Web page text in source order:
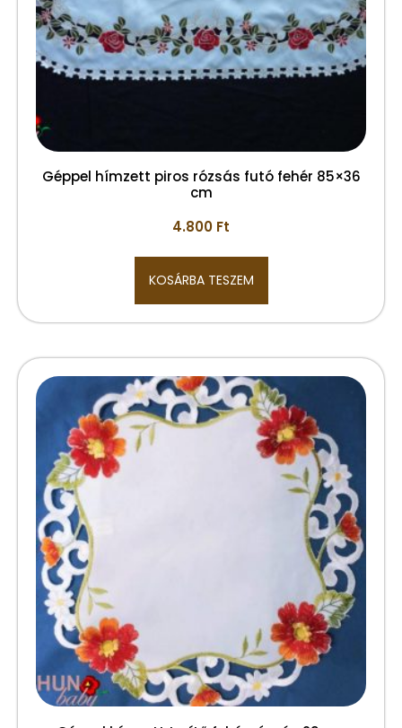
Géppel hímzett piros rózsás futó fehér 85×36
cm
4.800 Ft
KOSÁRBA TESZEM